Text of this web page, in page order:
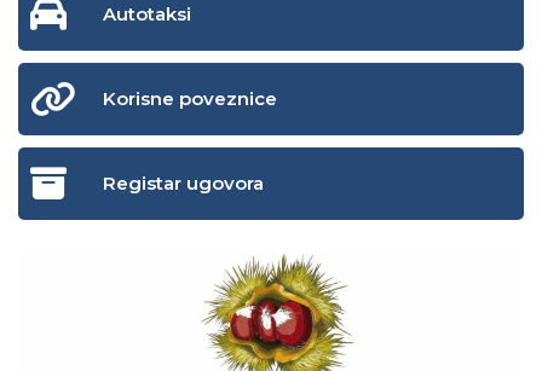
Autotaksi
Korisne poveznice
Registar ugovora